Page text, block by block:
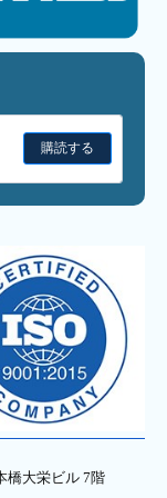
購読する
橋大栄ビル 7階